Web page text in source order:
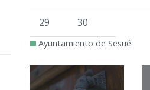
29 30
Ayuntamiento de Sesué